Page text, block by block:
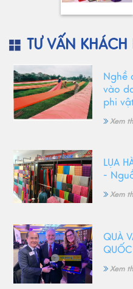
TƯ VẤN
Nghề
vào
phi
Xem
LỤA
-
Xem
QUÀ
QUỐC
Xem